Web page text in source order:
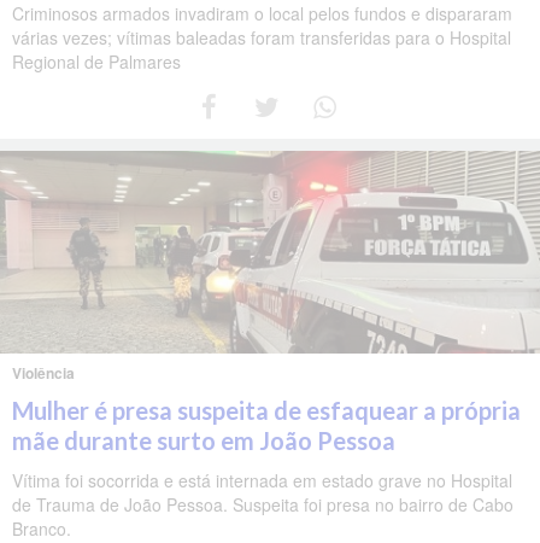
Criminosos armados invadiram o local pelos fundos e dispararam
várias vezes; vítimas baleadas foram transferidas para o Hospital
Regional de Palmares
Violência
Mulher é presa suspeita de esfaquear a própria
mãe durante surto em João Pessoa
Vítima foi socorrida e está internada em estado grave no Hospital
de Trauma de João Pessoa. Suspeita foi presa no bairro de Cabo
Branco.